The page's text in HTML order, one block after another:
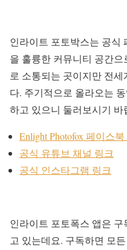
인라이트 포토박스는 공식
을 훌륭한 커뮤니티 공간
로 소통되는 곳이지만 전
다. 주기적으로 올라오는
하고 있으니 둘러보시기 바
Enlight Photofox 페이스
공식 유튜브 채널 링크
공식 인스타그램 링크
인라이트 포토폭스 앱은
고 있는데요. 구독하면 모